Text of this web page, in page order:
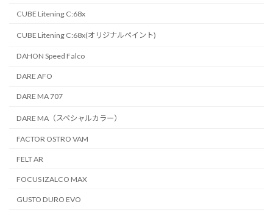
CUBE Litening C:68x
CUBE Litening C:68x(オリジナルペイント)
DAHON Speed Falco
DARE AFO
DARE MA 707
DARE MA（スペシャルカラー）
FACTOR OSTRO VAM
FELT AR
FOCUS IZALCO MAX
GUSTO DURO EVO